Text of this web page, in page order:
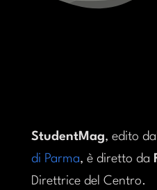
StudentMag, edito dal
di Parma, è diretto da
Direttrice del Centro.